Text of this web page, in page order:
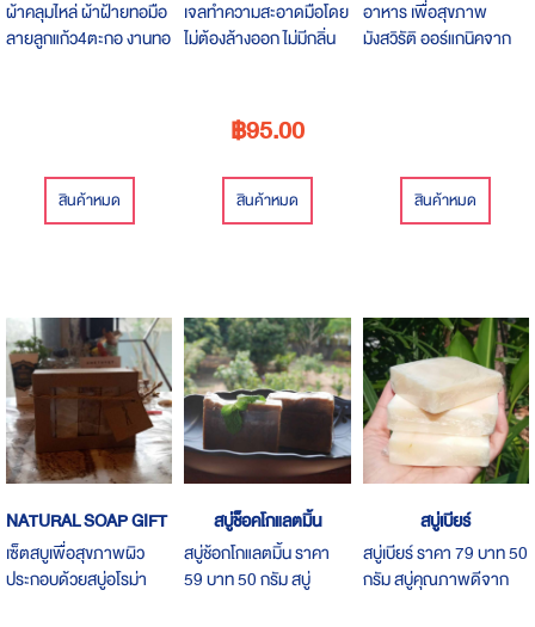
ผ้าคลุมไหล่ ผ้าฝ้ายทอมือ
ลายลูกแก้ว4ตะกอ งานทอ
สินค้าหมด
เจลทำความสะอาดมือโดย
ไม่ต้องล้างออก ไม่มีกลิ่น
฿95.00
สินค้าหมด
อาหาร​ เพื่อสุขภาพ​
มังสวิรัติ ออร์แกนิค​จาก​ ​
ได้เด็กทานฟันไม่ผุคุมน้ำ
หนักทานแล้วไม่อ้วนl
สินค้าหมด
NATURAL SOAP GIFT BOX
เซ็ตสบูเพื่อสุขภาพผิว
ประกอบด้วยสบู่อโรม่า
สบู่ช็อคโกแลตมิ้น
สบู่ช้อกโกแลตมิ้น ราคา
59 บาท 50 กรัม สบู่
สบู่เบียร์
สบู่เบียร์ ราคา 79 บาท 50
กรัม สบู่คุณภาพดีจาก